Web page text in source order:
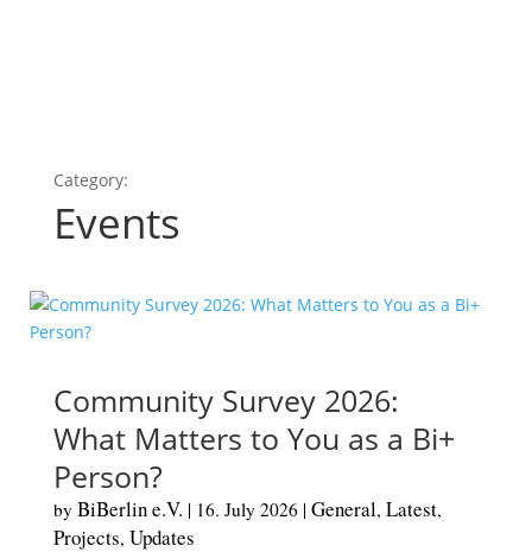
Events
Community Survey 2026:
What Matters to You as a Bi+
Person?
by BiBerlin e.V. | 16. July 2026| General, Latest,
Projects, Updates